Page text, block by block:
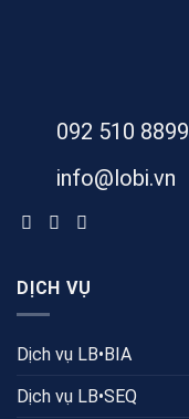
092 510 8899
info@lobi.vn
DỊCH VỤ
Dịch vụ LB•BIA
Dịch vụ LB•SEQ